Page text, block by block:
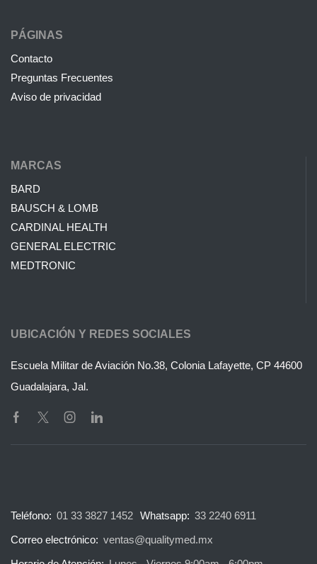
PÁGINAS
Contacto
Preguntas Frecuentes
Aviso de privacidad
MARCAS
BARD
BAUSCH & LOMB
CARDINAL HEALTH
GENERAL ELECTRIC
MEDTRONIC
UBICACIÓN Y REDES SOCIALES
Escuela Militar de Aviación No.38, Colonia Lafayette, CP 44600
Guadalajara, Jal.
Teléfono: 01 33 3827 1452 Whatsapp: 33 2240 6911
Correo electrónico: ventas@qualitymed.mx